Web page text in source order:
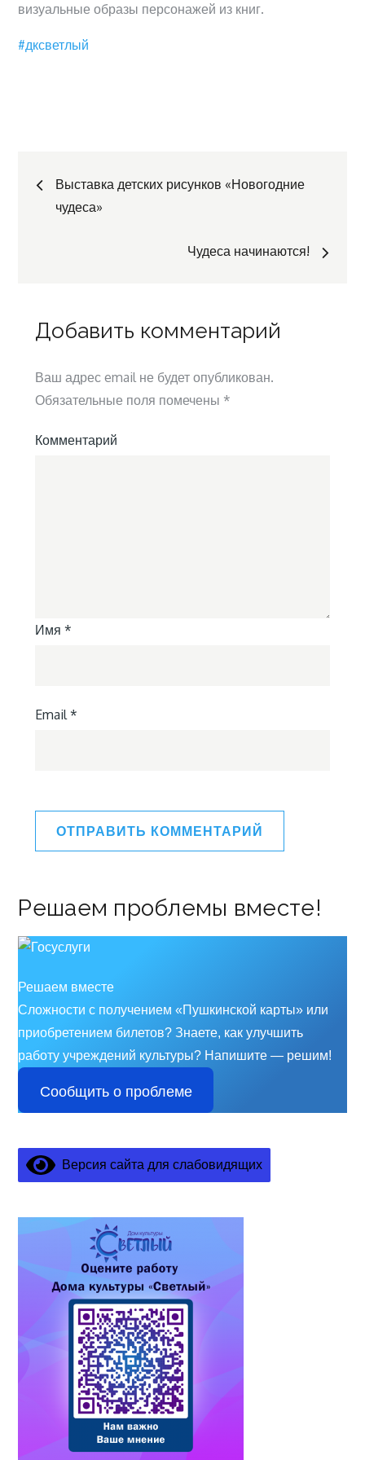
визуальные образы персонажей из книг.
#дксветлый
Навигация
Выставка детских рисунков «Новогодние
чудеса»
Чудеса начинаются!
Добавить комментарий
Ваш адрес email не будет опубликован.
Обязательные поля помечены *
Комментарий
Имя *
Email*
Решаем проблемы вместе!
Решаем вместе
Сложности с получением «Пушкинской карты» или
приобретением билетов? Знаете, как улучшить
работу учреждений культуры? Напишите — решим!
Сообщить о проблеме
Версия сайта для слабовидящих